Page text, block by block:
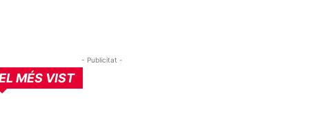
- Publicitat -
MÉS VIST